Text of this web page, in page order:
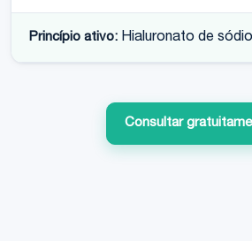
Princípio ativo: Hialuronato de sódio
Consultar